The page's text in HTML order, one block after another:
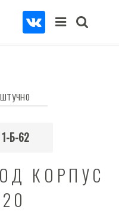
Б-62
КОРПУС